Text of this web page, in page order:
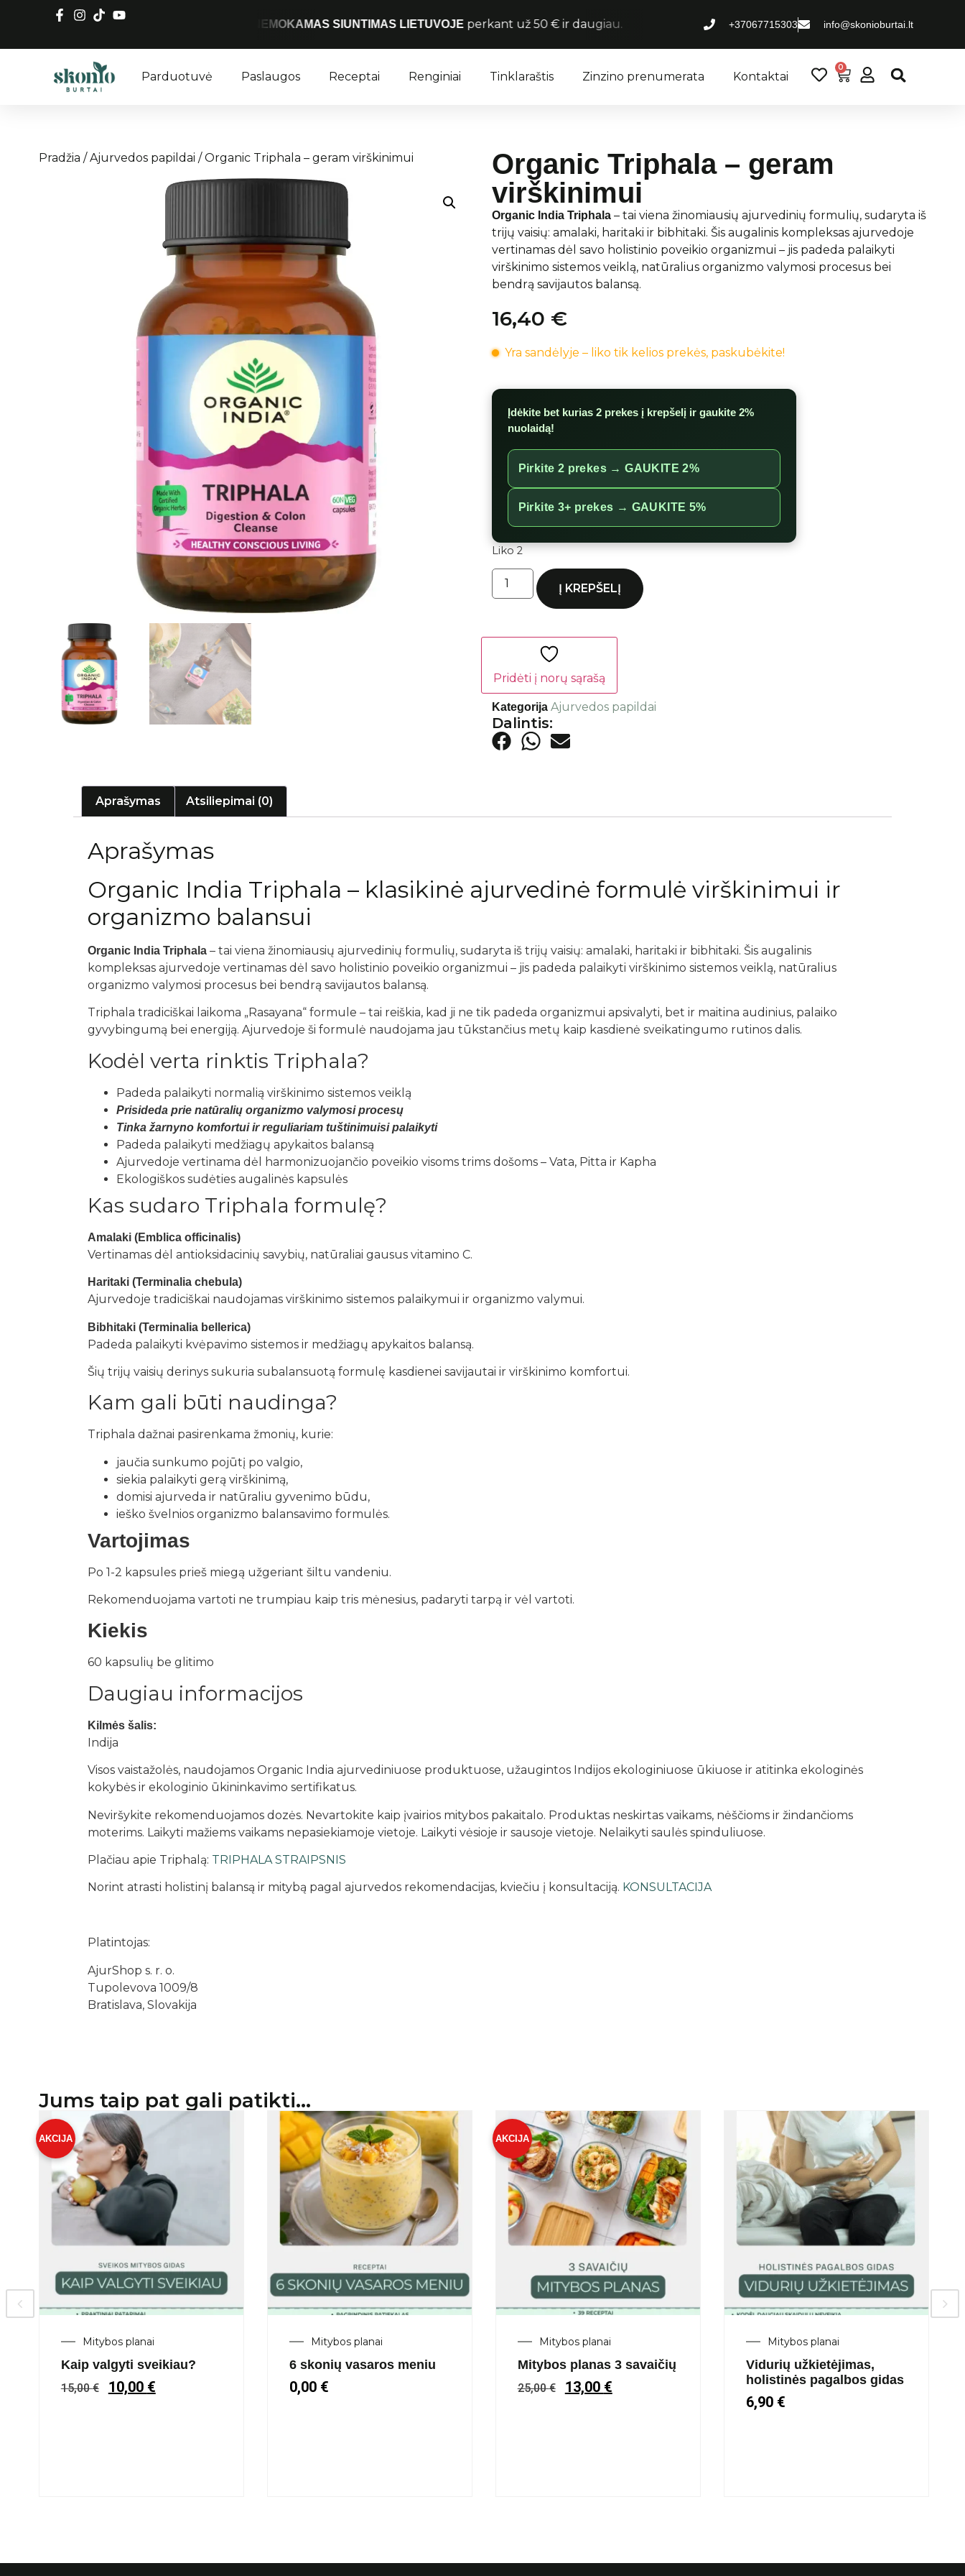
+37067715303 info@skonioburtai.lt
NEMOKAMAS SIUNTIMAS LIETUVOJEperkant už 50 € ir daugiau.
Parduotuvė Paslaugos Receptai Renginiai Tinklaraštis Zinzino prenumerata Kontaktai
0
Pradžia /Ajurvedos papildai / Organic Triphala – geram virškinimui
Organic Triphala – geram
virškinimui
Organic India Triphala– tai viena žinomiausių ajurvedinių formulių, sudaryta iš
trijų vaisių: amalaki, haritaki ir bibhitaki. Šis augalinis kompleksas ajurvedoje
vertinamas dėl savo holistinio poveikio organizmui – jis padeda palaikyti
virškinimo sistemos veiklą, natūralius organizmo valymosi procesus bei
bendrą savijautos balansą.
16,40 €
Yra sandėlyje – liko tik kelios prekės, paskubėkite!
Įdėkite bet kurias 2 prekes į krepšelį ir gaukite 2%
nuolaidą!
Pirkite 2 prekes →GAUKITE 2%
Pirkite 3+ prekes → GAUKITE 5%
Liko 2
Į KREPŠELĮ
Pridėti į norų sąrašą
Kategorija Ajurvedos papildai
Dalintis:
Aprašymas Atsiliepimai (0)
Aprašymas
Organic India Triphala – klasikinė ajurvedinė formulė virškinimui ir
organizmo balansui
Organic India Triphala – tai viena žinomiausių ajurvedinių formulių, sudaryta iš trijų vaisių: amalaki, haritaki ir bibhitaki. Šis augalinis
kompleksas ajurvedoje vertinamas dėl savo holistinio poveikio organizmui – jis padeda palaikyti virškinimo sistemos veiklą, natūralius
organizmo valymosi procesus bei bendrą savijautos balansą.
Triphala tradiciškai laikoma „Rasayana“ formule – tai reiškia, kad ji ne tik padeda organizmui apsivalyti, bet ir maitina audinius, palaiko
gyvybingumą bei energiją. Ajurvedoje ši formulė naudojama jau tūkstančius metų kaip kasdienė sveikatingumo rutinos dalis.
Kodėl verta rinktis Triphala?
Padeda palaikyti normalią virškinimo sistemos veiklą
Prisideda prie natūralių organizmo valymosi procesų
Tinka žarnyno komfortui ir reguliariam tuštinimuisi palaikyti
Padeda palaikyti medžiagų apykaitos balansą
Ajurvedoje vertinama dėl harmonizuojančio poveikio visoms trims došoms – Vata, Pitta ir Kapha
Ekologiškos sudėties augalinės kapsulės
Kas sudaro Triphala formulę?
Amalaki (Emblica officinalis)
Vertinamas dėl antioksidacinių savybių, natūraliai gausus vitamino C.
Haritaki (Terminalia chebula)
Ajurvedoje tradiciškai naudojamas virškinimo sistemos palaikymui ir organizmo valymui.
Bibhitaki (Terminalia bellerica)
Padeda palaikyti kvėpavimo sistemos ir medžiagų apykaitos balansą.
Šių trijų vaisių derinys sukuria subalansuotą formulę kasdienei savijautai ir virškinimo komfortui.
Kam gali būti naudinga?
Triphala dažnai pasirenkama žmonių, kurie:
jaučia sunkumo pojūtį po valgio,
siekia palaikyti gerą virškinimą,
domisi ajurveda ir natūraliu gyvenimo būdu,
ieško švelnios organizmo balansavimo formulės.
Vartojimas
Po 1-2 kapsules prieš miegą užgeriant šiltu vandeniu.
Rekomenduojama vartoti ne trumpiau kaip tris mėnesius, padaryti tarpą ir vėl vartoti.
Kiekis
60 kapsulių be glitimo
Daugiau informacijos
Kilmės šalis:
Indija
Visos vaistažolės, naudojamos Organic India ajurvediniuose produktuose, užaugintos Indijos ekologiniuose ūkiuose ir atitinka ekologinės
kokybės ir ekologinio ūkininkavimo sertifikatus.
Neviršykite rekomenduojamos dozės. Nevartokite kaip įvairios mitybos pakaitalo. Produktas neskirtas vaikams, nėščioms ir žindančioms
moterims. Laikyti mažiems vaikams nepasiekiamoje vietoje. Laikyti vėsioje ir sausoje vietoje. Nelaikyti saulės spinduliuose.
Plačiau apie Triphalą: TRIPHALA STRAIPSNIS
Norint atrasti holistinį balansą ir mitybą pagal ajurvedos rekomendacijas, kviečiu į konsultaciją. KONSULTACIJA
Platintojas:
AjurShop s. r. o.
Tupolevova 1009/8
Bratislava, Slovakija
Jums taip pat gali patikti…
Mitybos planai
Kaip valgyti sveikiau?
15,00€ 10,00 €
AKCIJA
Mitybos planai
6 skonių vasaros meniu
0,00 €
Mitybos planai
Mitybos planas 3 savaičių
25,00€ 13,00 €
AKCIJA
Mitybos planai
Vidurių užkietėjimas,
holistinės pagalbos gidas
6,90 €